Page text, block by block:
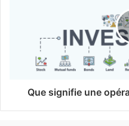
Que signifie une